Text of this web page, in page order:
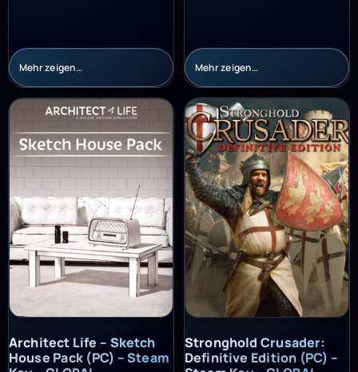
Mehr zeigen… Mehr zeigen…
Architect Life – Sketch House Pack (PC) – Steam Key – GLOBAL
Architect Life – Sketch
House Pack (PC) – Steam
Stronghold Crusader: Definitive
Stronghold Crusader:
Definitive Edition (PC) –